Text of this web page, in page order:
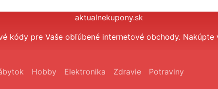
aktualnekupony.sk
kódy pre Vaše obľúbené internetové obchody. Nakúpte
Hobby Elektronika Zdravie Potraviny